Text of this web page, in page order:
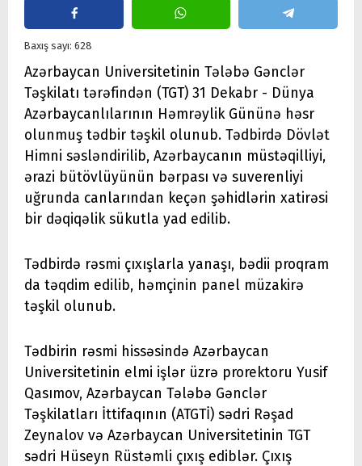
Baxış sayı: 628
Azərbaycan Universitetinin Tələbə Gənclər
Təşkilatı tərəfindən (TGT) 31 Dekabr - Dünya
Azərbaycanlılarının Həmrəylik Gününə həsr
olunmuş tədbir təşkil olunub. Tədbirdə Dövlət
Himni səsləndirilib, Azərbaycanın müstəqilliyi,
ərazi bütövlüyünün bərpası və suverenliyi
uğrunda canlarından keçən şəhidlərin xatirəsi
bir dəqiqəlik sükutla yad edilib.
Tədbirdə rəsmi çıxışlarla yanaşı, bədii proqram
da təqdim edilib, həmçinin panel müzakirə
təşkil olunub.
Tədbirin rəsmi hissəsində Azərbaycan
Universitetinin elmi işlər üzrə prorektoru Yusif
Qasımov, Azərbaycan Tələbə Gənclər
Təşkilatları İttifaqının (ATGTİ) sədri Rəşad
Zeynalov və Azərbaycan Universitetinin TGT
sədri Hüseyn Rüstəmli çıxış ediblər. Çıxış